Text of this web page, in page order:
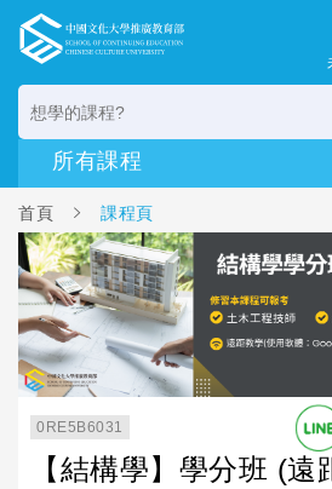
首頁 課程頁
0RE5B6031
【結構學】學分班 (遠